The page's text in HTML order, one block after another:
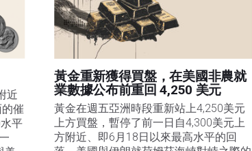
近
催
平
黃金重新獲得買盤，在美國非農就
業數據公布前重回 4,250 美元
黃金在週五亞洲時段重新站上4,250美元
上方買盤，暫停了前一日自4,300美元上
方附近、即6月18日以來最高水平的回